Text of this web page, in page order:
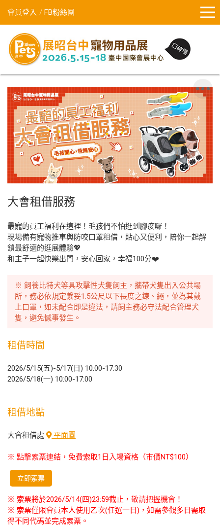
會員登入 FB粉絲團
大會租借服務
最寵的員工福利在這裡！毛孩們不怕逛到腳痠囉！
現場備有寵物推車與防咬口罩租借，貼心又便利，陪你一起解
鎖最舒適的逛展體驗💖
和主子一起快樂出門，安心回家，幸福100分❤️
※ 飼養比特犬等具攻擊性犬隻飼主，攜帶犬隻出入公共場
所，務必依規定繫妥1.5公尺以下長度之鍊、繩，並為其戴
上口罩，如未配合即是違法，請飼主務必守法配合管理犬
隻，避免憾事發生。
租借時間
2026/5/15(五)-5/17(日) 10:00-17:30
2026/5/18(一) 10:00-17:00
租借地點
大會租借處 平面圖
※ 點擊索票連結，免費索取1日入場資格（市價NT$100）
立即索票
※ 索票將於2026/5/14(四)23:59截止，敬請把握機會！
※ 索票僅限會員本人使用乙次(任選一日)，如需參觀多日需取
得不同代碼並完成索票。